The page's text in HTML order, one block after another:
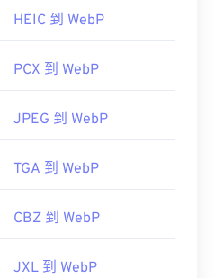
從 WebP 映像中擷取顏色
HEIC 到 WebP
PCX 到 WebP
JPEG 到 WebP
TGA 到 WebP
CBZ 到 WebP
JXL 到 WebP